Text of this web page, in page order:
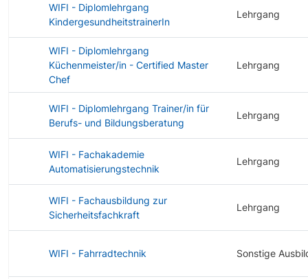
WIFI - Diplomlehrgang
KindergesundheitstrainerIn
Lehrgang
WIFI - Diplomlehrgang
Küchenmeister/in - Certified Master
Chef
Lehrgang
WIFI - Diplomlehrgang Trainer/in für
Berufs- und Bildungsberatung
Lehrgang
WIFI - Fachakademie
Automatisierungstechnik
Lehrgang
WIFI - Fachausbildung zur
Sicherheitsfachkraft
Lehrgang
WIFI - Fahrradtechnik Sonstige